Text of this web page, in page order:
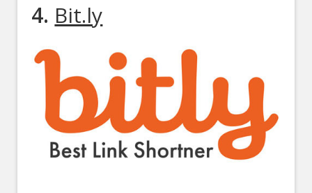
4. Bit.ly